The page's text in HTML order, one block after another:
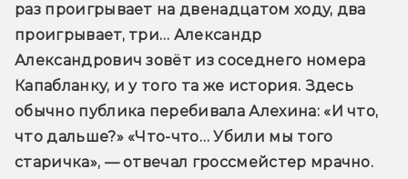
раз проигрывает на двенадцатом ходу, два
проигрывает, три… Александр
Александрович зовёт из соседнего номера
Капабланку, и у того та же история. Здесь
обычно публика перебивала Алехина: «И что,
что дальше?» «Что-что… Убили мы того
старичка», — отвечал гроссмейстер мрачно.